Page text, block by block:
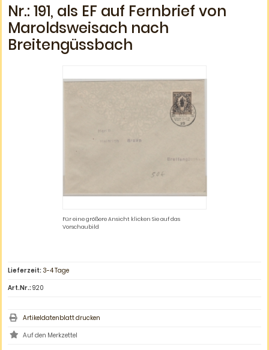
Nr.: 191, als EF auf Fernbrief von
Maroldsweisach nach
Breitengüssbach
Für eine größere Ansicht klicken Sie auf das
Vorschaubild
Lieferzeit: 3-4 Tage
Art.Nr.:920
Artikeldatenblatt drucken